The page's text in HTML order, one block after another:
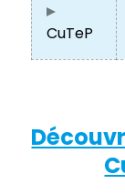
CuTeP